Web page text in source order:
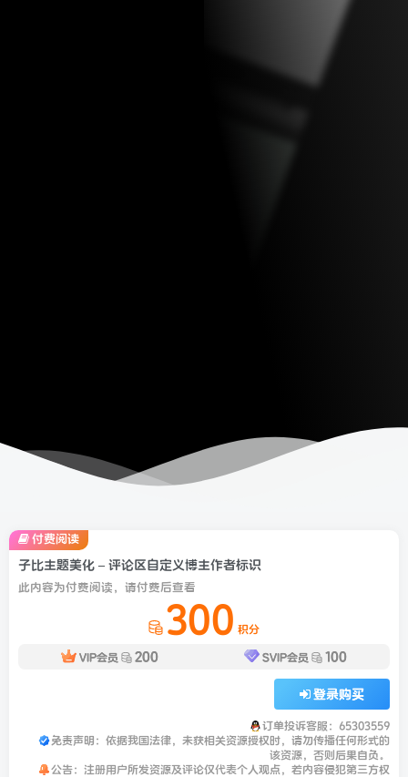
子比主题美化 – 评论区自定义博主作者标识
此内容为付费阅读，请付费后查看
300 积分
VIP会员 200 SVIP会员 100
登录购买
订单投诉客服：65303559
免责声明：依据我国法律，未获相关资源授权时，请勿传播任何形式的
该资源，否则后果自负。
公告：注册用户所发资源及评论仅代表个人观点，若内容侵犯第三方权
付费阅读